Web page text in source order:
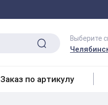
Выберите
Заказ по артикулу